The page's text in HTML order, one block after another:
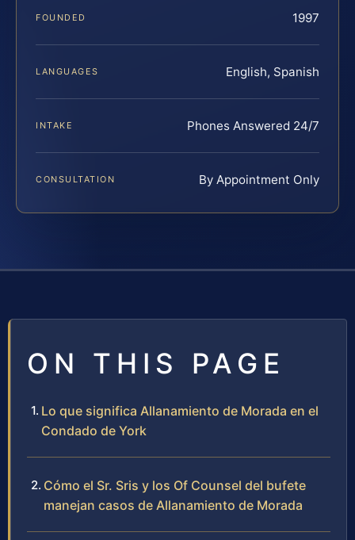
FOUNDED 1997
LANGUAGES English, Spanish
INTAKE Phones Answered 24/7
CONSULTATION By Appointment Only
ON THIS PAGE
Lo que significa Allanamiento de Morada en el
Condado de York
Cómo el Sr. Sris y los Of Counsel del bufete
manejan casos de Allanamiento de Morada